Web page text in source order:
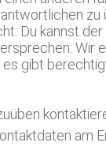
zu
Du kannst
Wir
es gibt
am